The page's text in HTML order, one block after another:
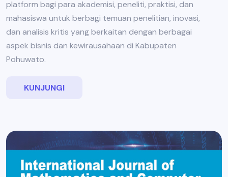
platform bagi para akademisi, peneliti, praktisi, dan
mahasiswa untuk berbagi temuan penelitian, inovasi,
dan analisis kritis yang berkaitan dengan berbagai
aspek bisnis dan kewirausahaan di Kabupaten
Pohuwato.
KUNJUNGI